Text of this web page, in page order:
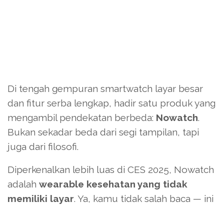
Di tengah gempuran smartwatch layar besar
dan fitur serba lengkap, hadir satu produk yang
mengambil pendekatan berbeda: Nowatch.
Bukan sekadar beda dari segi tampilan, tapi
juga dari filosofi.
Diperkenalkan lebih luas di CES 2025, Nowatch
adalah wearable kesehatan yang tidak
memiliki layar. Ya, kamu tidak salah baca — ini